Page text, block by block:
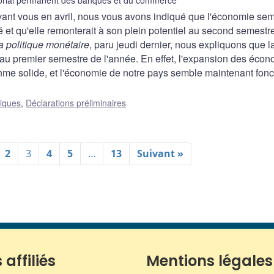
vous en avril, nous vous avons indiqué que l'économie
qu'elle remonterait à son plein potentiel au second
politique monétaire, paru jeudi dernier, nous expliquons que
premier semestre de l'année. En effet, l'expansion des
solide, et l'économie de notre pays semble maintenant
, Déclarations préliminaires
2 3 4 5 … 13 Suivant »
affiliés Mentions légales